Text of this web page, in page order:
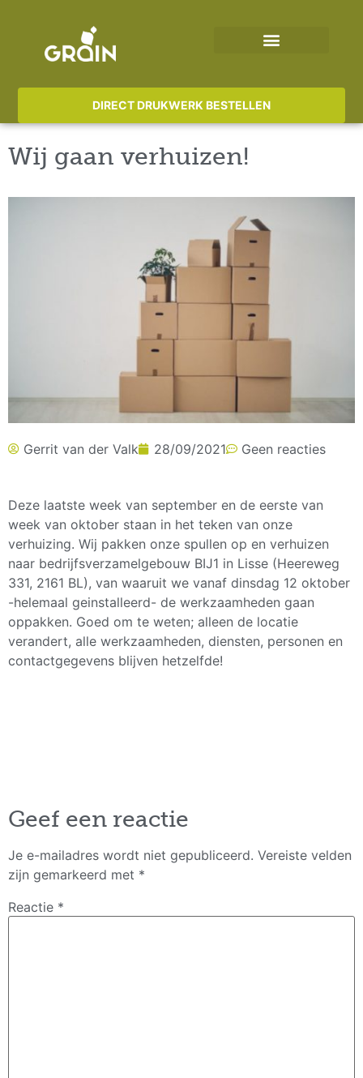
DIRECT DRUKWERK BESTELLEN
Wij gaan verhuizen!
Gerrit van der Valk 28/09/2021 Geen reacties
Deze laatste week van september en de eerste van
week van oktober staan in het teken van onze
verhuizing. Wij pakken onze spullen op en verhuizen
naar bedrijfsverzamelgebouw BIJ1 in Lisse (Heereweg
331, 2161 BL), van waaruit we vanaf dinsdag 12 oktober
-helemaal geinstalleerd- de werkzaamheden gaan
oppakken. Goed om te weten; alleen de locatie
verandert, alle werkzaamheden, diensten, personen en
contactgegevens blijven hetzelfde!
Geef een reactie
Je e-mailadres wordt niet gepubliceerd. Vereiste velden
zijn gemarkeerd met *
Reactie *